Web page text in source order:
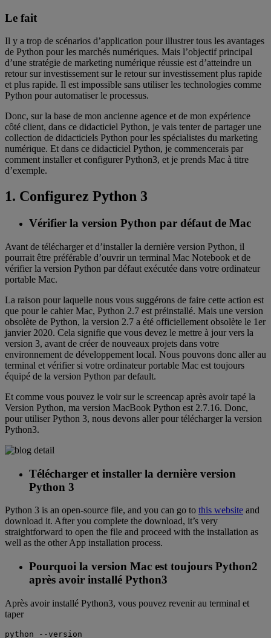
Le fait
Il y a trop de scénarios d’application pour illustrer tous les avantages
de Python pour les marchés numériques. Mais l’objectif principal
d’une stratégie de marketing numérique réussie est d’atteindre un
retour sur investissement sur le retour sur investissement plus rapide
et plus rapide. Il est impossible sans utiliser les technologies comme
Python pour automatiser le processus.
Donc, sur la base de mon ancienne agence et de mon expérience
côté client, dans ce didacticiel Python, je vais tenter de partager une
collection de didacticiels Python pour les spécialistes du marketing
numérique. Et dans ce didacticiel Python, je commencerais par
comment installer et configurer Python3, et je prends Mac à titre
d’exemple.
1. Configurez Python 3
Vérifier la version Python par défaut de Mac
Avant de télécharger et d’installer la dernière version Python, il
pourrait être préférable d’ouvrir un terminal Mac Notebook et de
vérifier la version Python par défaut exécutée dans votre ordinateur
portable Mac.
La raison pour laquelle nous vous suggérons de faire cette action est
que pour le cahier Mac, Python 2.7 est préinstallé. Mais une version
obsolète de Python, la version 2.7 a été officiellement obsolète le 1er
janvier 2020. Cela signifie que vous devez le mettre à jour vers la
version 3, avant de créer de nouveaux projets dans votre
environnement de développement local. Nous pouvons donc aller au
terminal et vérifier si votre ordinateur portable Mac est toujours
équipé de la version Python par default.
Et comme vous pouvez le voir sur le screencap après avoir tapé la
Version Python, ma version MacBook Python est 2.7.16. Donc,
pour utiliser Python 3, nous devons aller pour télécharger la version
Python3.
Télécharger et installer la dernière version
Python 3
Python 3 is an open-source file, and you can go to this website and
download it. After you complete the download, it’s very
straightforward to open the file and proceed with the installation as
well as the other App installation process.
Pourquoi la version Mac est toujours Python2
après avoir installé Python3
Après avoir installé Python3, vous pouvez revenir au terminal et
taper
python --version